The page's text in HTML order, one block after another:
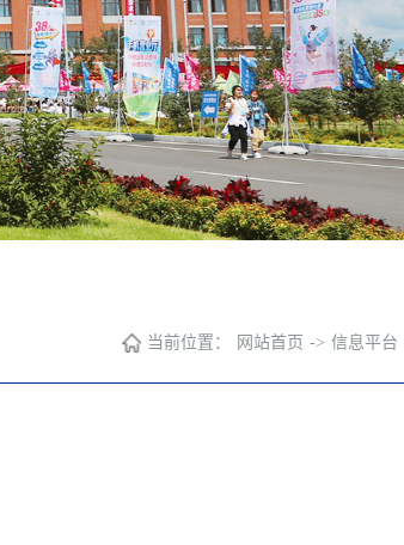
当前位置： 网站首页 -> 信息平台